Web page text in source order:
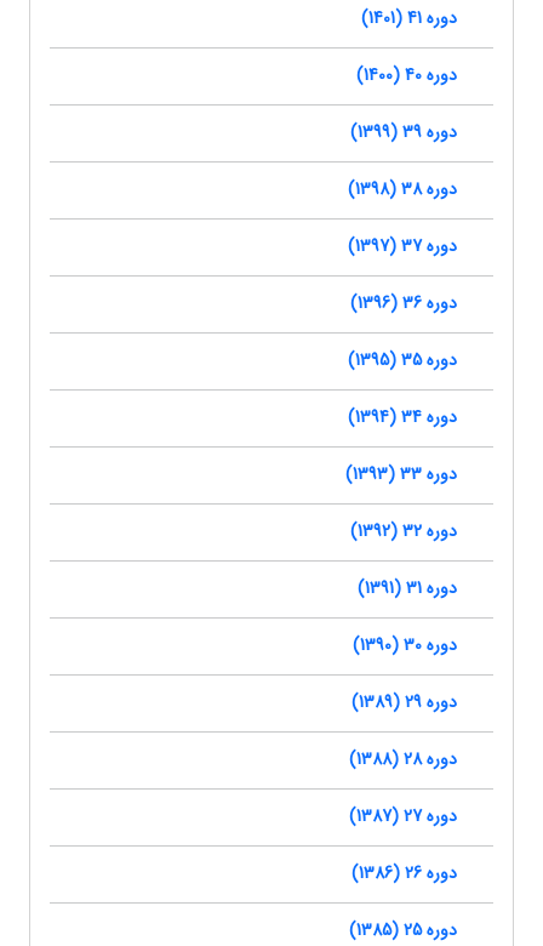
دوره 41 (1401)
دوره 40 (1400)
دوره 39 (1399)
دوره 38 (1398)
دوره 37 (1397)
دوره 36 (1396)
دوره 35 (1395)
دوره 34 (1394)
دوره 33 (1393)
دوره 32 (1392)
دوره 31 (1391)
دوره 30 (1390)
دوره 29 (1389)
دوره 28 (1388)
دوره 27 (1387)
دوره 26 (1386)
دوره 25 (1385)